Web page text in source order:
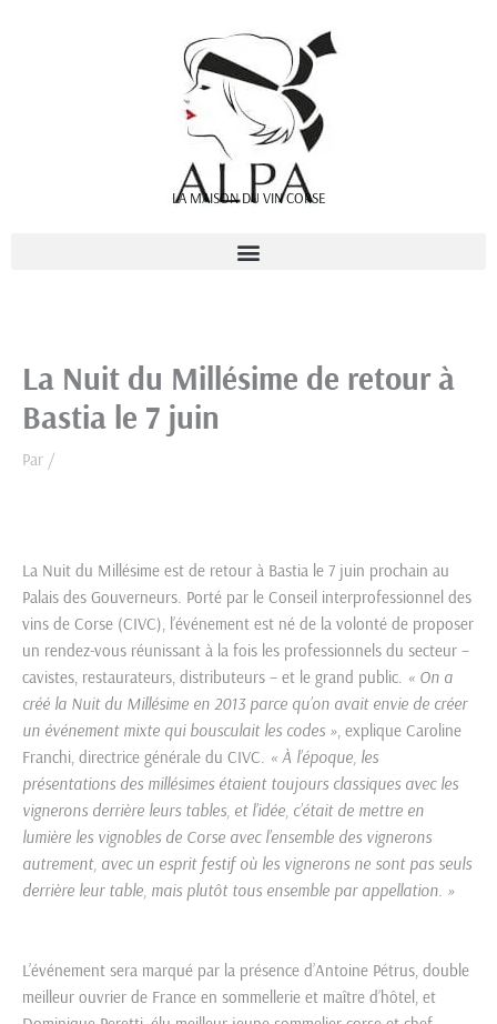
LA MAISON DU VIN CORSE
La Nuit du Millésime de retour à
Bastia le 7 juin
Par /
La Nuit du Millésime est de retour à Bastia le 7 juin prochain au
Palais des Gouverneurs. Porté par le Conseil interprofessionnel des
vins de Corse (CIVC), l’événement est né de la volonté de proposer
un rendez-vous réunissant à la fois les professionnels du secteur –
cavistes, restaurateurs, distributeurs – et le grand public. « On a
créé la Nuit du Millésime en 2013 parce qu’on avait envie de créer
un événement mixte qui bousculait les codes », explique Caroline
Franchi, directrice générale du CIVC. « À l’époque, les
présentations des millésimes étaient toujours classiques avec les
vignerons derrière leurs tables, et l’idée, c’était de mettre en
lumière les vignobles de Corse avec l’ensemble des vignerons
autrement, avec un esprit festif où les vignerons ne sont pas seuls
derrière leur table, mais plutôt tous ensemble par appellation. »
L’événement sera marqué par la présence d’Antoine Pétrus, double
meilleur ouvrier de France en sommellerie et maître d’hôtel, et